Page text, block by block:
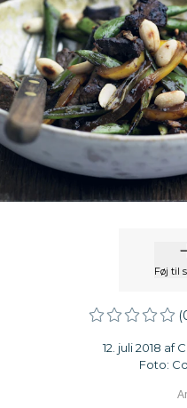
Føj til
12. juli 2018 af
Foto: